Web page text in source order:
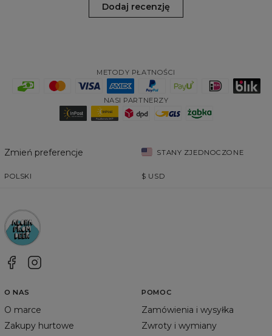
Dodaj recenzję
METODY PŁATNOŚCI
NASI PARTNERZY
Zmień preferencje STANY ZJEDNOCZONE
POLSKI $ USD
O NAS
O marce
Zakupy hurtowe
POMOC
Zamówienia i wysyłka
Zwroty i wymiany